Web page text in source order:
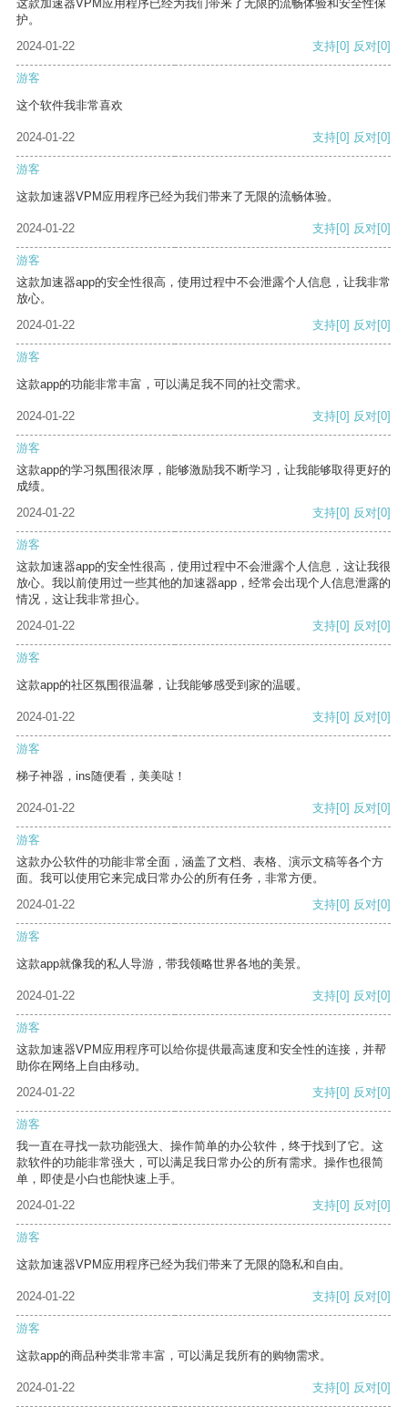
这款加速器VPM应用程序已经为我们带来了无限的流畅体验和安全性保
护。
2024-01-22
支持[0] 反对[0]
游客
这个软件我非常喜欢
2024-01-22 支持[0] 反对[0]
游客
这款加速器VPM应用程序已经为我们带来了无限的流畅体验。
2024-01-22 支持[0] 反对[0]
游客
这款加速器app的安全性很高，使用过程中不会泄露个人信息，让我非常
放心。
2024-01-22
支持[0] 反对[0]
游客
这款app的功能非常丰富，可以满足我不同的社交需求。
2024-01-22 支持[0] 反对[0]
游客
这款app的学习氛围很浓厚，能够激励我不断学习，让我能够取得更好的
成绩。
2024-01-22
支持[0] 反对[0]
游客
这款加速器app的安全性很高，使用过程中不会泄露个人信息，这让我很
放心。我以前使用过一些其他的加速器app，经常会出现个人信息泄露的
情况，这让我非常担心。
2024-01-22
支持[0] 反对[0]
游客
这款app的社区氛围很温馨，让我能够感受到家的温暖。
2024-01-22 支持[0] 反对[0]
游客
梯子神器，ins随便看，美美哒！
2024-01-22 支持[0] 反对[0]
游客
这款办公软件的功能非常全面，涵盖了文档、表格、演示文稿等各个方
面。我可以使用它来完成日常办公的所有任务，非常方便。
2024-01-22
支持[0] 反对[0]
游客
这款app就像我的私人导游，带我领略世界各地的美景。
2024-01-22 支持[0] 反对[0]
游客
这款加速器VPM应用程序可以给你提供最高速度和安全性的连接，并帮
助你在网络上自由移动。
2024-01-22
支持[0] 反对[0]
游客
我一直在寻找一款功能强大、操作简单的办公软件，终于找到了它。这
款软件的功能非常强大，可以满足我日常办公的所有需求。操作也很简
单，即使是小白也能快速上手。
2024-01-22
支持[0] 反对[0]
游客
这款加速器VPM应用程序已经为我们带来了无限的隐私和自由。
2024-01-22 支持[0] 反对[0]
游客
这款app的商品种类非常丰富，可以满足我所有的购物需求。
2024-01-22 支持[0] 反对[0]